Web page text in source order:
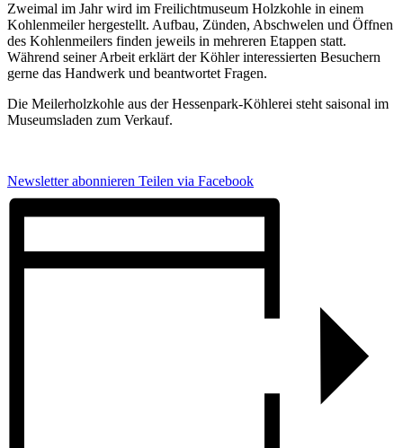
Zweimal im Jahr wird im Freilichtmuseum Holzkohle in einem
Kohlenmeiler hergestellt. Aufbau, Zünden, Abschwelen und Öffnen
des Kohlenmeilers finden jeweils in mehreren Etappen statt.
Während seiner Arbeit erklärt der Köhler interessierten Besuchern
gerne das Handwerk und beantwortet Fragen.
Die Meilerholzkohle aus der Hessenpark-Köhlerei steht saisonal im
Museumsladen zum Verkauf.
Newsletter abonnieren Teilen via Facebook